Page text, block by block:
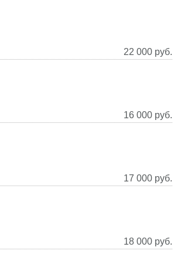
22 000 руб.
16 000 руб.
17 000 руб.
18 000 руб.